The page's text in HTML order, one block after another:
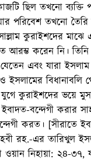
ছিল তখনো ব্যক্তি
পরিবেশ তখনো
কুরাইশদের
আরম্ভ করেন নি।
এবং যারা
ইসলামের বিধানাবলি
কুরাইশদের ভয়ে
বন্দেগী করার
করত। [সীরাতে
রহ.-এর তারিখুল
ওয়ান নিহায়া: ২৪-৩৭,